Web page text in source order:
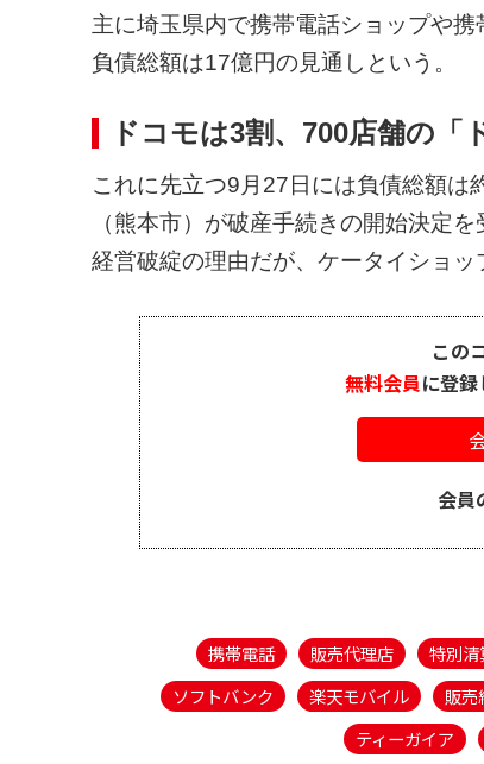
主に埼玉県内で携帯電話ショップや
負債総額は17億円の見通しという。
ドコモは3割、700店舗の
これに先立つ9月27日には負債総額は
（熊本市）が破産手続きの開始決定
経営破綻の理由だが、ケータイショ
この
無料会員に登
会員
携帯電話 販売代理店 特別清
ソフトバンク
楽天モバイル 販売
ティーガイア